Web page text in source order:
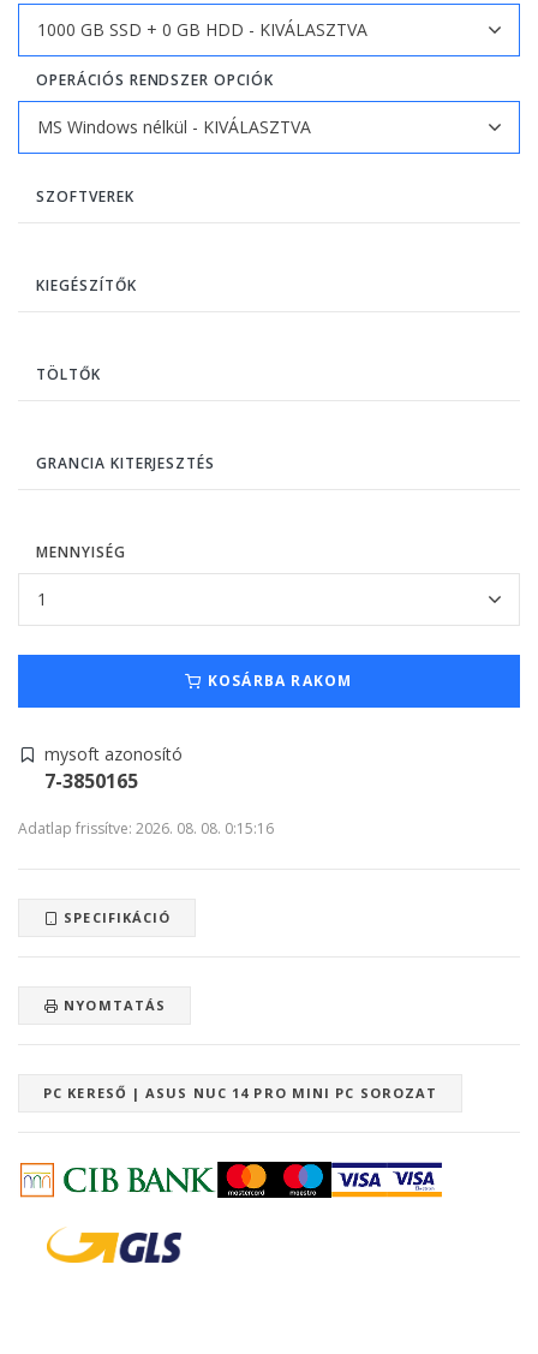
OPERÁCIÓS RENDSZER OPCIÓK
SZOFTVEREK
KIEGÉSZÍTŐK
TÖLTŐK
GRANCIA KITERJESZTÉS
MENNYISÉG
KOSÁRBA RAKOM
mysoft azonosító
7-3850165
Adatlap frissítve: 2026. 08. 08. 0:15:16
SPECIFIKÁCIÓ
NYOMTATÁS
PC KERESŐ | ASUS NUC 14 PRO MINI PC SOROZAT